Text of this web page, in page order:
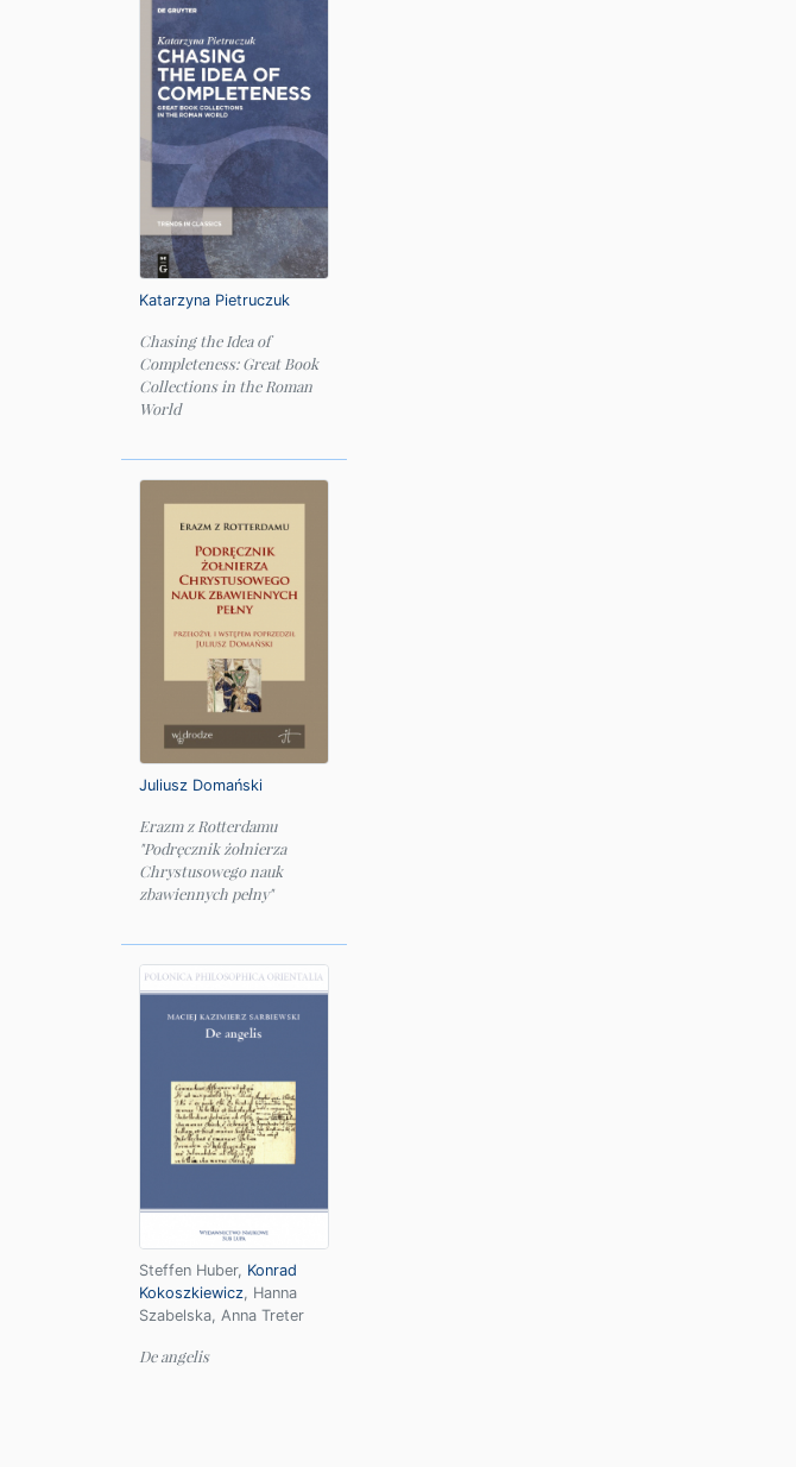
Katarzyna Pietruczuk
Chasing the Idea of
Completeness: Great Book
Collections in the Roman
World
Juliusz Domański
Erazm z Rotterdamu
"Podręcznik żołnierza
Chrystusowego nauk
zbawiennych pełny"
Steffen Huber, Konrad
Kokoszkiewicz, Hanna
Szabelska, Anna Treter
De angelis